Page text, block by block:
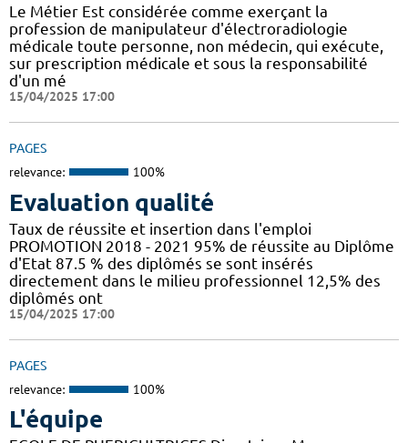
Le Métier Est considérée comme exerçant la
profession de manipulateur d'électroradiologie
médicale toute personne, non médecin, qui exécute,
sur prescription médicale et sous la responsabilité
d'un mé
15/04/2025 17:00
PAGES
relevance: 100%
Evaluation qualité
Taux de réussite et insertion dans l'emploi
PROMOTION 2018 - 2021 95% de réussite au Diplôme
d'Etat 87.5 % des diplômés se sont insérés
directement dans le milieu professionnel 12,5% des
diplômés ont
15/04/2025 17:00
PAGES
relevance: 100%
L'équipe